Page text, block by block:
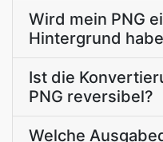
Wird mein PNG
Hintergrund
Ist die
PNG reversibel?
Welche